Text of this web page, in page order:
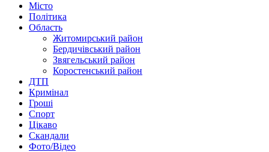
Місто
Політика
Область
Житомирський район
Бердичівський район
Звягельський район
Коростенський район
ДТП
Кримінал
Гроші
Спорт
Цікаво
Скандали
Фото/Відео